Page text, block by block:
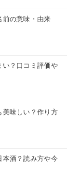
前の意味・由来
い？口コミ評価や
美味しい？作り方
本酒？読み方や今